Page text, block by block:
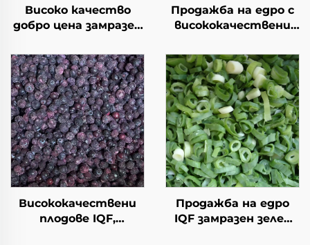
Високо качество
добро цена замразен
мазнина на
опашката наличен
замразен агнешки
бут за продажба
Продажба на едро с
висококачествени
боровинки IQF,
замразени плодове
от черна боровинка,
опаковка от 10 кг
Висококачествени
плодове IQF,
Продажба на едро
IQF замразен зелен